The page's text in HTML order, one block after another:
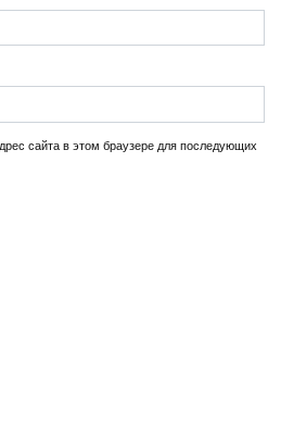
сайта в этом браузере для последующих